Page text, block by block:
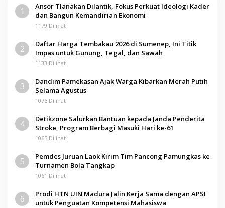
1
Ansor Tlanakan Dilantik, Fokus Perkuat Ideologi Kader
dan Bangun Kemandirian Ekonomi
1179 Dilihat
2
Daftar Harga Tembakau 2026 di Sumenep, Ini Titik
Impas untuk Gunung, Tegal, dan Sawah
1133 Dilihat
3
Dandim Pamekasan Ajak Warga Kibarkan Merah Putih
Selama Agustus
1076 Dilihat
4
Detikzone Salurkan Bantuan kepada Janda Penderita
Stroke, Program Berbagi Masuki Hari ke-61
1065 Dilihat
5
Pemdes Juruan Laok Kirim Tim Pancong Pamungkas ke
Turnamen Bola Tangkap
1061 Dilihat
6
Prodi HTN UIN Madura Jalin Kerja Sama dengan APSI
untuk Penguatan Kompetensi Mahasiswa